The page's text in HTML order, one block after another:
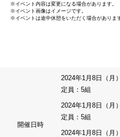
※イベント内容は変更になる場合があります。
※イベント画像はイメージです。
※イベントは途中休憩をいただく場合がありま
開催日時
2024年1月8日（
定員：5組
2024年1月8日（
定員：5組
2024年1月8日（